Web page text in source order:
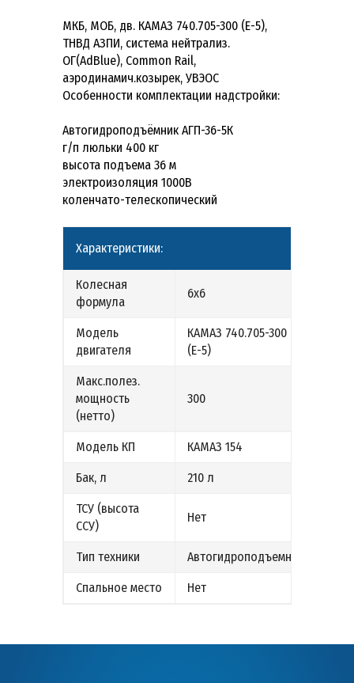
МКБ, МОБ, дв. КАМАЗ 740.705-300 (Е-5),
ТНВД АЗПИ, система нейтрализ.
ОГ(AdBlue), Common Rail,
аэродинамич.козырек, УВЭОС
Особенности комплектации надстройки:
Автогидроподъёмник АГП-36-5К
г/п люльки 400 кг
высота подъема 36 м
электроизоляция 1000В
коленчато-телескопический
Характеристики:
Колесная
формула
6х6
Модель
двигателя
КАМАЗ 740.705-300
(Е-5)
Макс.полез.
мощность
(нетто)
300
Модель КП КАМАЗ 154
Бак, л 210 л
ТСУ (высота
ССУ)
Нет
Тип техники Автогидроподъемник
Спальное место Нет